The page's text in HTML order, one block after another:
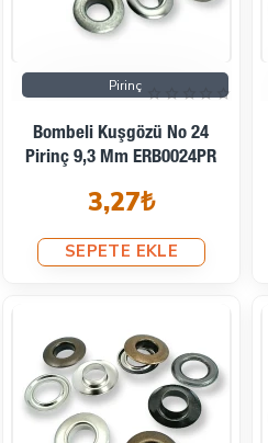
Pirinç
Bombeli Kuşgözü No 24
Pirinç 9,3 Mm ERB0024PR
3,27₺
SEPETE EKLE